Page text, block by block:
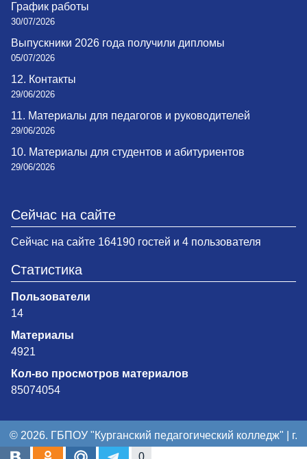
0
График работы
30/07/2026
Выпускники 2026 года получили дипломы
05/07/2026
12. Контакты
29/06/2026
11. Материалы для педагогов и руководителей
29/06/2026
10. Материалы для студентов и абитуриентов
29/06/2026
Сейчас на сайте
Сейчас на сайте 164190 гостей и 4 пользователя
Статистика
Пользователи
14
Материалы
4921
Кол-во просмотров материалов
85074054
© 2026. ГБПОУ "Курганский педагогический колледж" | г.
Курган